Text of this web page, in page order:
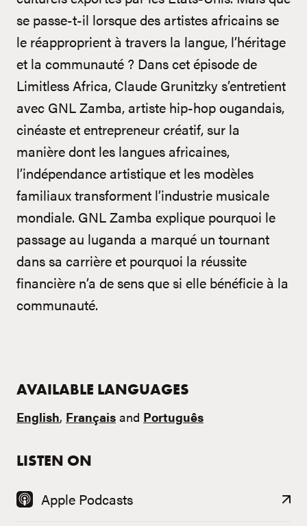
se passe-t-il lorsque des artistes africains se
le réapproprient à travers la langue, l’héritage
et la communauté ? Dans cet épisode de
Limitless Africa, Claude Grunitzky s’entretient
avec GNL Zamba, artiste hip-hop ougandais,
cinéaste et entrepreneur créatif, sur la
manière dont les langues africaines,
l’indépendance artistique et les modèles
familiaux transforment l’industrie musicale
mondiale. GNL Zamba explique pourquoi le
passage au luganda a marqué un tournant
dans sa carrière et pourquoi la réussite
financière n’a de sens que si elle bénéficie à la
communauté.
AVAILABLE LANGUAGES
English, Français and Português
LISTEN ON
Apple Podcasts